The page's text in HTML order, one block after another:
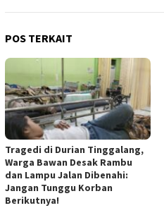
POS TERKAIT
Tragedi di Durian Tinggalang,
Warga Bawan Desak Rambu
dan Lampu Jalan Dibenahi:
Jangan Tunggu Korban
Berikutnya!